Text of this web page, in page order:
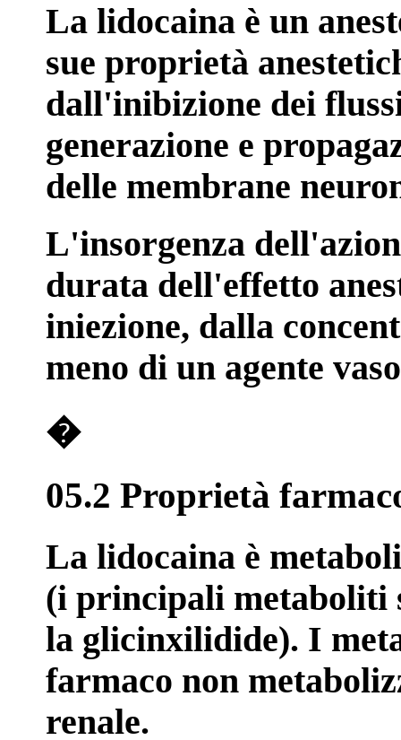
La lidocaina è un
sue proprietà
dall'inibizione dei
generazione e
delle membrane
L'insorgenza
durata dell'effetto
iniezione, dalla
meno di un agente
�
05.2 Proprietà
La lidocaina è
(i principali metaboliti
la glicinxilidide). I
farmaco non
renale.